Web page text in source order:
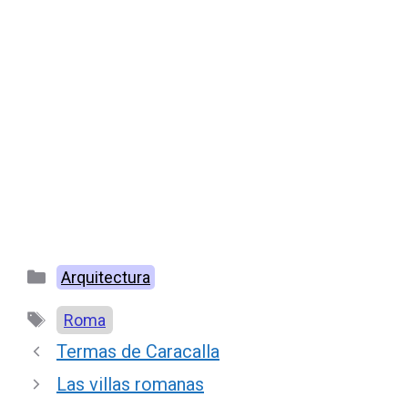
Categorías
Arquitectura
Etiquetas
Roma
Termas de Caracalla
Las villas romanas